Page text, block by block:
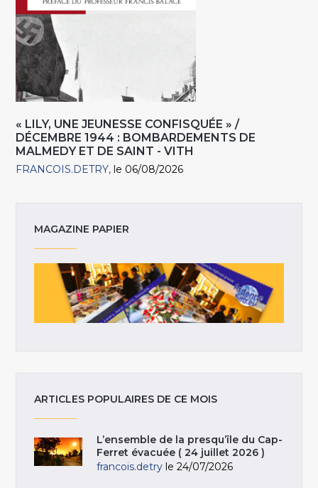
« LILY, UNE JEUNESSE CONFISQUÉE » /
DÉCEMBRE 1944 : BOMBARDEMENTS DE
MALMEDY ET DE SAINT - VITH
FRANCOIS.DETRY le 06/08/2026
MAGAZINE PAPIER
ARTICLES POPULAIRES DE CE MOIS
L’ensemble de la presqu’île du Cap-
Ferret évacuée ( 24 juillet 2026 )
francois.detry le 24/07/2026